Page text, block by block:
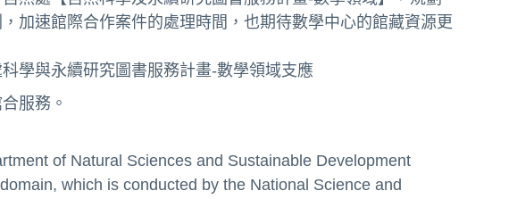
加速館際合作案件的處理時間，也期待數學中心的館藏資源更
學與永續研究圖書服務計畫-數學領域支應
服務。
of Natural Sciences and Sustainable Development
which is conducted by the National Science and